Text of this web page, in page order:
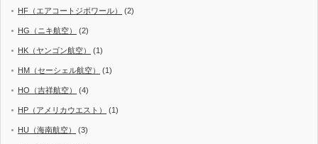
HF（エアコートジボワール） (2)
HG（ニキ航空） (2)
HK（ヤンゴン航空） (1)
HM（セーシェル航空） (1)
HO（吉祥航空） (4)
HP（アメリカウエスト） (1)
HU（海南航空） (3)